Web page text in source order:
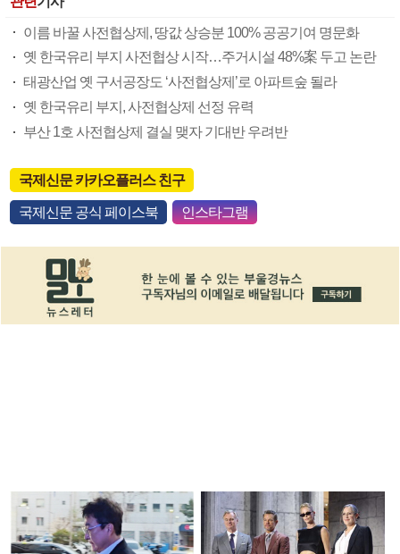
이름 바꿀 사전협상제, 땅값 상승분 100% 공공기여 명문화
옛 한국유리 부지 사전협상 시작…주거시설 48%案 두고 논란
태광산업 옛 구서공장도 ‘사전협상제’로 아파트숲 될라
옛 한국유리 부지, 사전협상제 선정 유력
부산 1호 사전협상제 결실 맺자 기대반 우려반
국제신문 카카오플러스 친구
국제신문 공식 페이스북 인스타그램